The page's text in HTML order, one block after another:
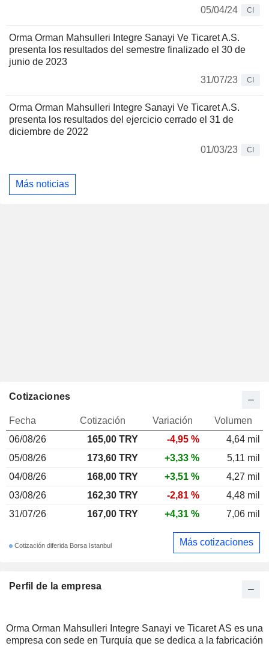
05/04/24 CI
Orma Orman Mahsulleri Integre Sanayi Ve Ticaret A.S.
presenta los resultados del semestre finalizado el 30 de
junio de 2023
31/07/23
CI
Orma Orman Mahsulleri Integre Sanayi Ve Ticaret A.S.
presenta los resultados del ejercicio cerrado el 31 de
diciembre de 2022
01/03/23
CI
Más noticias
Perfil de la empresa
Orma Orman Mahsulleri Integre Sanayi ve Ticaret AS es una
empresa con sede en Turquía que se dedica a la fabricación
Cotizaciones
Fecha Cotización Variación
Volumen
06/08/26
165,00 TRY -4,95 %
4,64 mil
05/08/26
173,60 TRY +3,33 %
5,11 mil
04/08/26
168,00 TRY +3,51 %
4,27 mil
03/08/26
162,30 TRY -2,81 %
4,48 mil
31/07/26
167,00 TRY +4,31 % 7,06 mil
Cotización diferida Borsa Istanbul Más cotizaciones